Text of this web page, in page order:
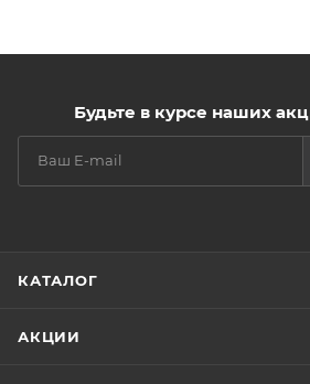
Будьте в курсе наших
КАТАЛОГ
АКЦИИ